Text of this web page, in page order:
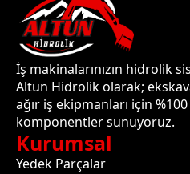
İş makinalarınızın hidrolik
Altun Hidrolik olarak;
ağır iş ekipmanları için
komponentler sunuyoruz.
Kurumsal
Yedek Parçalar